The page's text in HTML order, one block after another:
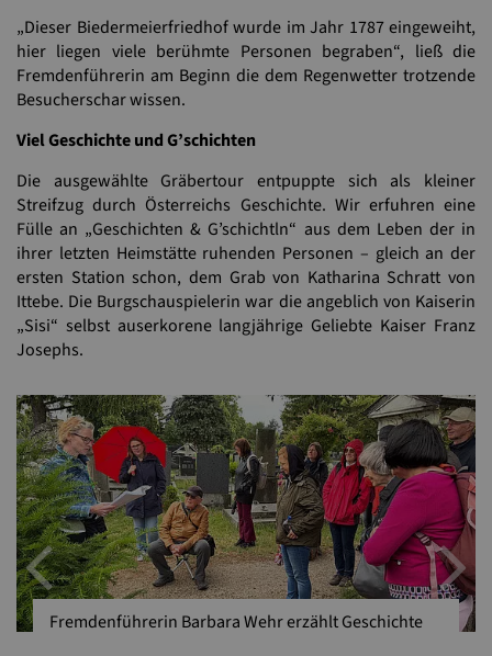
„Dieser Biedermeierfriedhof wurde im Jahr 1787 eingeweiht,
hier liegen viele berühmte Personen begraben“, ließ die
Fremdenführerin am Beginn die dem Regenwetter trotzende
Besucherschar wissen.
Viel Geschichte und G’schichten
Die ausgewählte Gräbertour entpuppte sich als kleiner
Streifzug durch Österreichs Geschichte. Wir erfuhren eine
Fülle an „Geschichten & G’schichtln“ aus dem Leben der in
ihrer letzten Heimstätte ruhenden Personen – gleich an der
ersten Station schon, dem Grab von Katharina Schratt von
Ittebe. Die Burgschauspielerin war die angeblich von Kaiserin
„Sisi“ selbst auserkorene langjährige Geliebte Kaiser Franz
Josephs.
Fremdenführerin Barbara Wehr erzählt Geschichte
Previous